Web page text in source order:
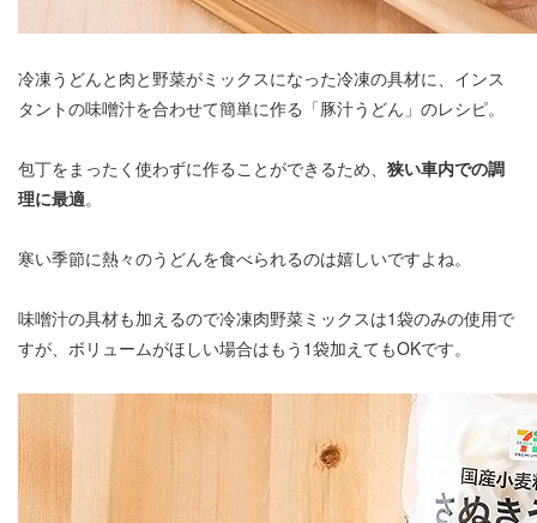
冷凍うどんと肉と野菜がミックスになった冷凍の具材に、インス
タントの味噌汁を合わせて簡単に作る「豚汁うどん」のレシピ。
包丁をまったく使わずに作ることができるため、 狭い車内での調
理に最適。
寒い季節に熱々のうどんを食べられるのは嬉しいですよね。
味噌汁の具材も加えるので冷凍肉野菜ミックスは1袋のみの使用で
すが、ボリュームがほしい場合はもう1袋加えてもOKです。